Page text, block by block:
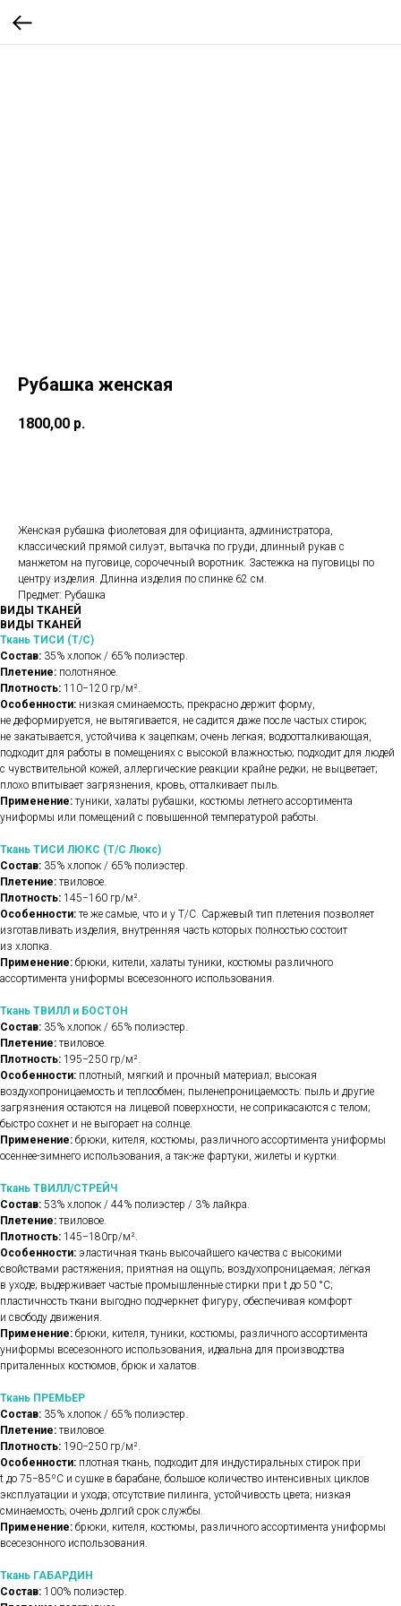
Рубашка женская
1800,00 р.
Женская рубашка фиолетовая для официанта, администратора,
классический прямой силуэт, вытачка по груди, длинный рукав с
манжетом на пуговице, сорочечный воротник. Застежка на пуговицы по
центру изделия. Длинна изделия по спинке 62 см.
Предмет: Рубашка
ВИДЫ ТКАНЕЙ
ВИДЫ ТКАНЕЙ
Ткань ТИСИ (Т/С)
Состав: 35% хлопок / 65% полиэстер.
Плетение: полотняное.
Плотность: 110−120 гр/м².
Особенности: низкая сминаемость; прекрасно держит форму,
не деформируется, не вытягивается, не садится даже после частых стирок;
не закатывается, устойчива к зацепкам; очень легкая; водоотталкивающая,
подходит для работы в помещениях с высокой влажностью; подходит для людей
с чувствительной кожей, аллергические реакции крайне редки; не выцветает;
плохо впитывает загрязнения, кровь, отталкивает пыль.
Применение: туники, халаты рубашки, костюмы летнего ассортимента
униформы или помещений с повышенной температурой работы.
Ткань ТИСИ ЛЮКС (Т/С Люкс)
Состав: 35% хлопок / 65% полиэстер.
Плетение: твиловое.
Плотность: 145−160 гр/м².
Особенности: те же самые, что и у Т/С. Саржевый тип плетения позволяет
изготавливать изделия, внутренняя часть которых полностью состоит
из хлопка.
Применение: брюки, кители, халаты туники, костюмы различного
ассортимента униформы всесезонного использования.
Ткань ТВИЛЛ и БОСТОН
Состав: 35% хлопок / 65% полиэстер.
Плетение: твиловое.
Плотность: 195−250 гр/м².
Особенности: плотный, мягкий и прочный материал; высокая
воздухопроницаемость и теплообмен; пыленепроницаемость: пыль и другие
загрязнения остаются на лицевой поверхности, не соприкасаются с телом;
быстро сохнет и не выгорает на солнце.
Применение: брюки, кителя, костюмы, различного ассортимента униформы
осеннее-зимнего использования, а так-же фартуки, жилеты и куртки.
Ткань ТВИЛЛ/СТРЕЙЧ
Состав: 53% хлопок / 44% полиэстер / 3% лайкра.
Плетение: твиловое.
Плотность: 145−180гр/м².
Особенности: эластичная ткань высочайшего качества с высокими
свойствами растяжения; приятная на ощупь; воздухопроницаемая; лёгкая
в уходе; выдерживает частые промышленные стирки при t до 50 °C;
пластичность ткани выгодно подчеркнет фигуру, обеспечивая комфорт
и свободу движения.
Применение: брюки, кителя, туники, костюмы, различного ассортимента
униформы всесезонного использования, идеальна для производства
приталенных костюмов, брюк и халатов.
Ткань ПРЕМЬЕР
Состав: 35% хлопок / 65% полиэстер.
Плетение: твиловое.
Плотность: 190−250 гр/м².
Особенности: плотная ткань, подходит для индустиральных стирок при
t до 75−85ºС и сушке в барабане, большое количество интенсивных циклов
эксплуатации и ухода; отсутствие пилинга, устойчивость цвета; низкая
сминаемость; очень долгий срок службы.
Применение: брюки, кителя, костюмы, различного ассортимента униформы
всесезонного использования.
Ткань ГАБАРДИН
Состав: 100% полиэстер.